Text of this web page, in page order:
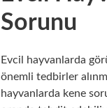
Sorunu
Evcil hayvanlarda
önemli tedbirler
hayvanlarda kene